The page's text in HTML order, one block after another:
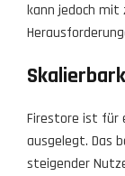
kann jedoch mit
Firestore ist für
ausgelegt. Das
steigender